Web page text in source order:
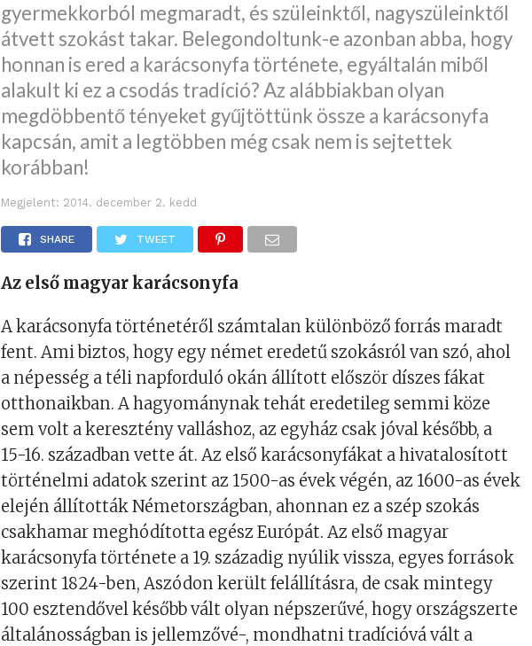
gyermekkorból megmaradt, és szüleinktől, nagyszüleinktől
átvett szokást takar. Belegondoltunk-e azonban abba, hogy
honnan is ered a karácsonyfa története, egyáltalán miből
alakult ki ez a csodás tradíció? Az alábbiakban olyan
megdöbbentő tényeket gyűjtöttünk össze a karácsonyfa
kapcsán, amit a legtöbben még csak nem is sejtettek
korábban!
Megjelent: 2014. december 2. kedd
SHARE TWEET
Az első magyar karácsonyfa
A karácsonyfa történetéről számtalan különböző forrás maradt
fent. Ami biztos, hogy egy német eredetű szokásról van szó, ahol
a népesség a téli napforduló okán állított először díszes fákat
otthonaikban. A hagyománynak tehát eredetileg semmi köze
sem volt a keresztény valláshoz, az egyház csak jóval később, a
15-16. században vette át. Az első karácsonyfákat a hivatalosított
történelmi adatok szerint az 1500-as évek végén, az 1600-as évek
elején állították Németországban, ahonnan ez a szép szokás
csakhamar meghódította egész Európát. Az első magyar
karácsonyfa története a 19. századig nyúlik vissza, egyes források
szerint 1824-ben, Aszódon került felállításra, de csak mintegy
100 esztendővel később vált olyan népszerűvé, hogy országszerte
általánosságban is jellemzővé-, mondhatni tradícióvá vált a